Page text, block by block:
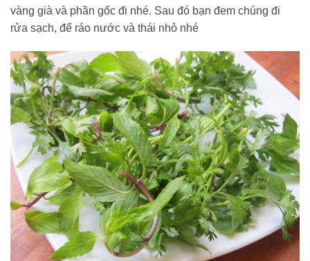
vàng già và phần gốc đi nhé. Sau đó bạn đem chúng đi
rửa sạch, để ráo nước và thái nhỏ nhé